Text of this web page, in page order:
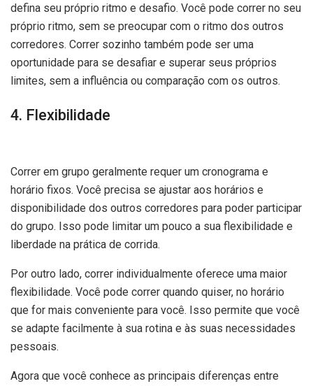
defina seu próprio ritmo e desafio. Você pode correr no seu
próprio ritmo, sem se preocupar com o ritmo dos outros
corredores. Correr sozinho também pode ser uma
oportunidade para se desafiar e superar seus próprios
limites, sem a influência ou comparação com os outros.
4. Flexibilidade
Correr em grupo geralmente requer um cronograma e
horário fixos. Você precisa se ajustar aos horários e
disponibilidade dos outros corredores para poder participar
do grupo. Isso pode limitar um pouco a sua flexibilidade e
liberdade na prática de corrida.
Por outro lado, correr individualmente oferece uma maior
flexibilidade. Você pode correr quando quiser, no horário
que for mais conveniente para você. Isso permite que você
se adapte facilmente à sua rotina e às suas necessidades
pessoais.
Agora que você conhece as principais diferenças entre